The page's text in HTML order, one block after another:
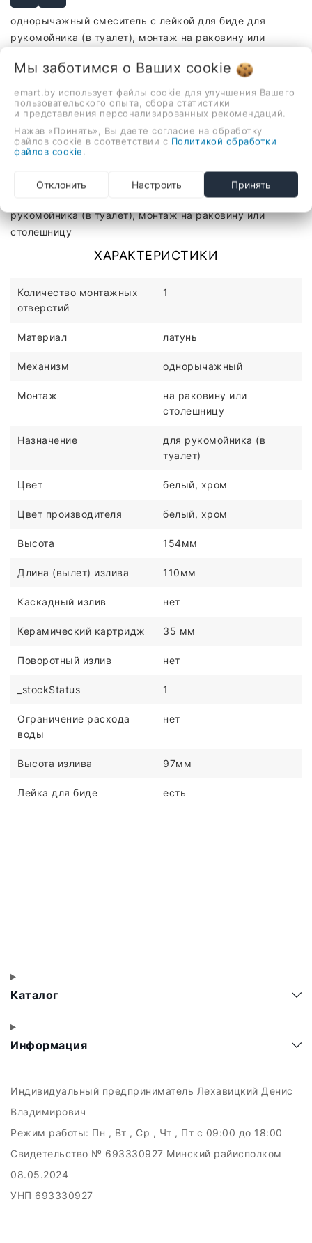
однорычажный смеситель с лейкой для биде для
рукомойника (в туалет), монтаж на раковину или
- +
В корзину
Отзывы
однорычажный смеситель с лейкой для биде для
рукомойника (в туалет), монтаж на раковину или
столешницу
ХАРАКТЕРИСТИКИ
Количество монтажных
отверстий
1
Материал латунь
Механизм однорычажный
Монтаж
на раковину или
столешницу
Назначение
для рукомойника (в
туалет)
Цвет белый, хром
Цвет производителя белый, хром
Высота 154мм
Длина (вылет) излива 110мм
Каскадный излив нет
Керамический картридж 35 мм
Поворотный излив нет
_stockStatus 1
Ограничение расхода
воды
нет
Высота излива 97мм
Лейка для биде есть
Каталог
Информация
Индивидуальный предприниматель Лехавицкий Денис
Владимирович
Режим работы: Пн , Вт , Ср , Чт , Пт c 09:00 до 18:00
Свидетельство № 693330927 Минский райисполком
08.05.2024
УНП 693330927
Мы заботимся о Ваших cookie
emart.by использует файлы cookie для улучшения Вашего
пользовательского опыта, сбора статистики
и представления персонализированных рекомендаций.
Нажав «Принять», Вы даете согласие на обработку
файлов cookie в соответствии с Политикой обработки
файлов cookie.
Отклонить Настроить Принять